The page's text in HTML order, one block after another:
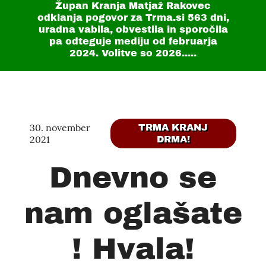
Župan Kranja Matjaž Rakovec
odklanja pogovor za Trma.si 563 dni,
uradna vabila, obvestila in sporočila
pa odteguje mediju od februarja
2024. Volitve so 2026.....
30. november
2021
TRMA KRANJ
DRMA!
Dnevno se
nam oglašate
! Hvala!